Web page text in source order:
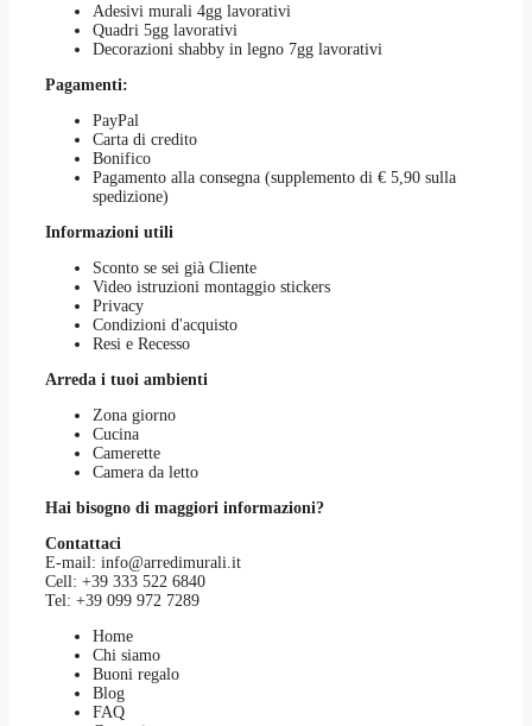
Adesivi murali 4gg lavorativi
Quadri 5gg lavorativi
Decorazioni shabby in legno 7gg lavorativi
Pagamenti:
PayPal
Carta di credito
Bonifico
Pagamento alla consegna (supplemento di € 5,90 sulla
spedizione)
Informazioni utili
Sconto se sei già Cliente
Video istruzioni montaggio stickers
Privacy
Condizioni d'acquisto
Resi e Recesso
Arreda i tuoi ambienti
Zona giorno
Cucina
Camerette
Camera da letto
Hai bisogno di maggiori informazioni?
Contattaci
E-mail: info@arredimurali.it
Cell: +39 333 522 6840
Tel: +39 099 972 7289
Home
Chi siamo
Buoni regalo
Blog
FAQ